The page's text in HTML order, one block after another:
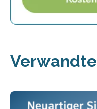
Verwandte